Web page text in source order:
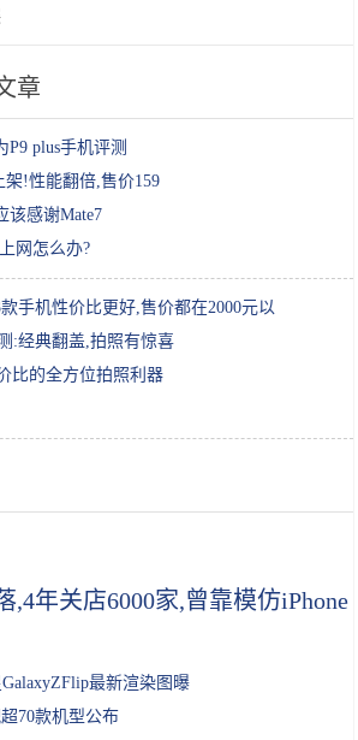
章
plus手机评测
架!性能翻倍,售价159
该感谢Mate7
网怎么办?
手机性价比更好,售价都在2000元以
:经典翻盖,拍照有惊喜
比的全方位拍照利器
,4年关店6000家,曾靠模仿iPhone
最新渲染图曝
70款机型公布